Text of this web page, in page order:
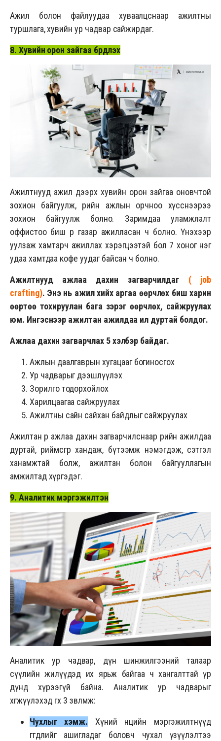
Ажил болон файлуудаа хуваалцснаар ажилтны
туршлага, хувийн ур чадвар сайжирдаг.
8. Хувийн орон зайгаа бүрдүүлэх
Ажилтнууд ажил дээрх хувийн орон зайгаа оновчтой
зохион байгуулж, өөрийн ажлын орчноо хүсснээрээ
зохион байгуулж болно. Заримдаа уламжлалт
оффистоо биш өөр газар ажилласан ч болно. Үнэхээр
уулзаж хамтарч ажиллах хэрэгцээтэй бол 7 хоног нэг
удаа хамтдаа кофе уудаг байсан ч болно.
Ажилтнууд ажлаа дахин загварчилдаг ( job
crafting). Энэ нь ажил хийх аргаа өөрчлөх биш харин
өөртөө тохируулан бага зэрэг өөрчлөх, сайжруулах
юм. Ингэснээр ажилтан ажилдаа илүү дуртай болдог.
Ажлаа дахин загварчлах 5 хэлбэр байдаг.
Ажлын даалгаврын хугацааг богиносгох
Ур чадварыг дээшлүүлэх
Зорилго тодорхойлох
Харилцаагаа сайжруулах
Ажилтны сайн сайхан байдлыг сайжруулах
Ажилтан өөрөө ажлаа дахин загварчилснаар өөрийн ажилдаа
дуртай, өөриймсөгөөр хандаж, бүтээмж нэмэгдэж, сэтгэл
ханамжтай болж, ажилтан болон байгууллагын
амжилтад хүргэдэг.
9. Аналитик мэргэжилтэн
Аналитик ур чадвар, дүн шинжилгээний талаар
сүүлийн жилүүдэд их ярьж байгаа ч хангалттай үр
дүнд хүрээгүй байна. Аналитик ур чадварыг
хөгжүүлэхэд өгөх 3 зөвлөмж:
Чухлыг хэмж.
Хүний нөөцийн мэргэжилтнүүд
өгөгдлийг ашигладаг боловч чухал үзүүлэлтээ